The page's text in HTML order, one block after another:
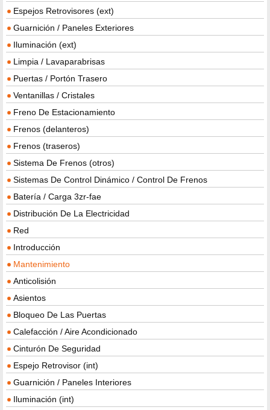
Espejos Retrovisores (ext)
Guarnición / Paneles Exteriores
Iluminación (ext)
Limpia / Lavaparabrisas
Puertas / Portón Trasero
Ventanillas / Cristales
Freno De Estacionamiento
Frenos (delanteros)
Frenos (traseros)
Sistema De Frenos (otros)
Sistemas De Control Dinámico / Control De Frenos
Batería / Carga 3zr-fae
Distribución De La Electricidad
Red
Introducción
Mantenimiento
Anticolisión
Asientos
Bloqueo De Las Puertas
Calefacción / Aire Acondicionado
Cinturón De Seguridad
Espejo Retrovisor (int)
Guarnición / Paneles Interiores
Iluminación (int)